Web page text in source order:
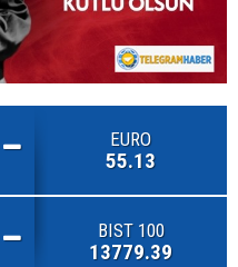
EURO
55.13
BIST 100
13779.39